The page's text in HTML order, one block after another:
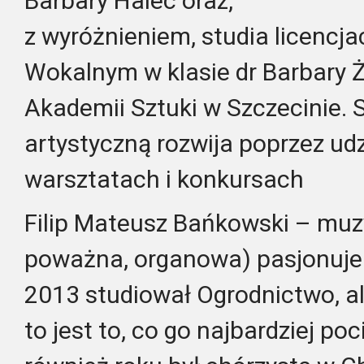
z wyróżnieniem, studia
Wokalnym w klasie dr Barbary
Akademii Sztuki w Szczecinie.
artystyczną rozwija poprzez
warsztatach i konkursach
Filip Mateusz Bańkowski –
poważna, organowa)
2013 studiował Ogrodnictwo,
to jest to, co go najbardziej